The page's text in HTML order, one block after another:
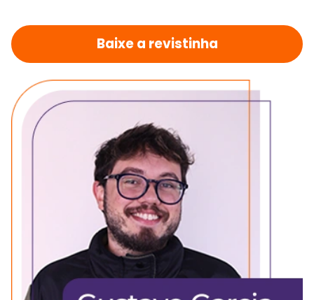
Baixe a revistinha